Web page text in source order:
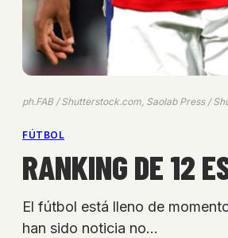
ph.FAB / Shutterstock.com, Saolab Press /
FÚTBOL
RANKING DE 12
El fútbol está lleno de
han sido noticia no…